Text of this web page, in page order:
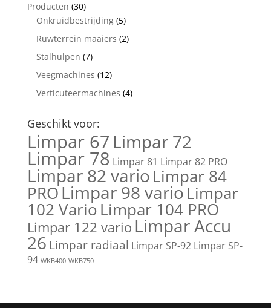
Producten (30)
Onkruidbestrijding (5)
Ruwterrein maaiers (2)
Stalhulpen (7)
Veegmachines (12)
Verticuteermachines (4)
Geschikt voor:
Limpar 67 Limpar 72
Limpar 78 Limpar 81 Limpar 82 PRO
Limpar 82 varioLimpar 84
PROLimpar 98 varioLimpar
102 VarioLimpar 104 PRO
Limpar 122 vario Limpar Accu
26 Limpar radiaal Limpar SP-92 Limpar SP-
94 WKB400 WKB750